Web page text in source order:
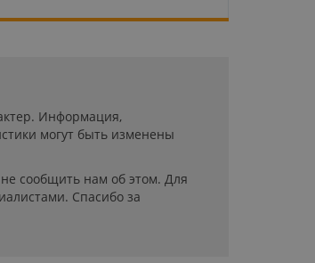
Информация,
могут быть изменены
сообщить нам об этом. Для
Спасибо за